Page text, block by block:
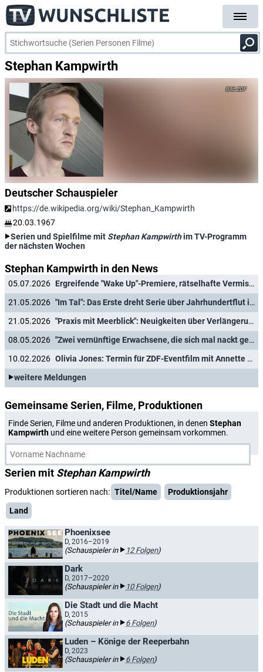
Stephan Kampwirth
ZDF
Deutscher Schauspieler
https://de.wikipedia.org/wiki/Stephan_Kampwirth
20.03.1967
Serien und Spielfilme mit Stephan Kampwirthim TV-Programm
der nächsten Wochen
Stephan Kampwirth in den News
05.07.2026
Ergreifende "Wake Up"-Premiere, rätselhafte Vermisstenfälle und der Einstand des semineuen "Tatort: München"-Duos
21.05.2026
"Im Tal": Das Erste dreht Serie über Jahrhundertflut im Ahrtal mit Heino Ferch und Margarita Broich
21.05.2026
"Praxis mit Meerblick": Neuigkeiten über Verlängerung mit Wermutstropfen
08.05.2026
"Zwei vernünftige Erwachsene, die sich mal nackt gesehen haben" machen neue, aktuelle gedrehte ZDF-Comedy unsicher
10.02.2026
Olivia Jones: Termin für ZDF-Eventfilm mit Annette Frier und Johannes Hegemann
weitere Meldungen
Gemeinsame Serien, Filme, Produktionen
Finde Serien, Filme und anderen Produktionen, in denen Stephan
Kampwirth und eine weitere Person gemeinsam vorkommen.
Serien mit Stephan Kampwirth
Produktionen sortieren nach: Titel/Name
Produktionsjahr
Land
Phoenixsee
D, 2016–2019
(Schauspieler in 12 Folgen)
Dark
D, 2017–2020
(Schauspieler in 10 Folgen)
Die Stadt und die Macht
D, 2015
(Schauspieler in 6 Folgen)
Luden – Könige der Reeperbahn
D, 2023
(Schauspieler in 6 Folgen)